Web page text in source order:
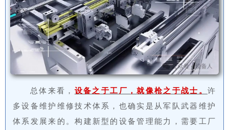
总体来看， 设备之于工厂，就像枪之于战士。 许
多设备维护维修技术体系，也确实是从军队武器维护
体系发展来的。构建新型的设备管理能力，需要工厂